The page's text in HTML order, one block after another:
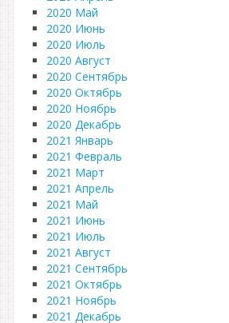
2020 Май
2020 Июнь
2020 Июль
2020 Август
2020 Сентябрь
2020 Октябрь
2020 Ноябрь
2020 Декабрь
2021 Январь
2021 Февраль
2021 Март
2021 Апрель
2021 Май
2021 Июнь
2021 Июль
2021 Август
2021 Сентябрь
2021 Октябрь
2021 Ноябрь
2021 Декабрь